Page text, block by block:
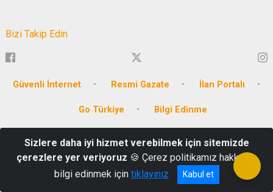
Bizi Takip Edin
Güvenli İnternet Resmi Gazate İlan Portalı
Go Türkiye Bilgi Edinme
Emirbeyazıt Mahallesi, Cumhuriyet Meydanı No:3
Tel: 0252 214 1234
Sizlere daha iyi hizmet verebilmek için sitemizde
çerezlere yer veriyoruz 🍪 Çerez politikamız hakkında
bilgi edinmek için tıklayınız Kabul et